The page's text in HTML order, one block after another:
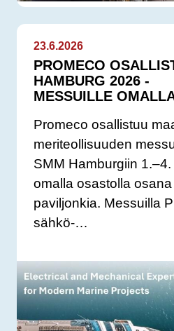
23.6.2026
PROMECO
HAMBURG 2026 -
MESSUILLE
Promeco osallistuu
meriteollisuuden
SMM Hamburgiin
omalla osastolla
paviljonkia. Messuilla
sähkö-…